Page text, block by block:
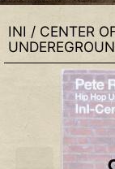
INI / CENTER